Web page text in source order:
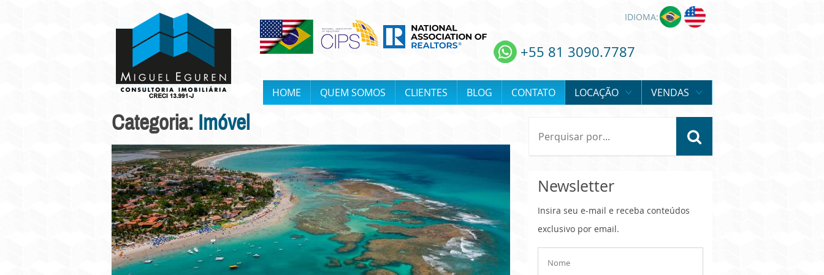
IDIOMA:
+55 81 3090.7787
HOME QUEM SOMOS CLIENTES BLOG CONTATO LOCAÇÃO VENDAS
Categoria: Imóvel
Newsletter
Insira seu e-mail e receba conteúdos
exclusivo por email.